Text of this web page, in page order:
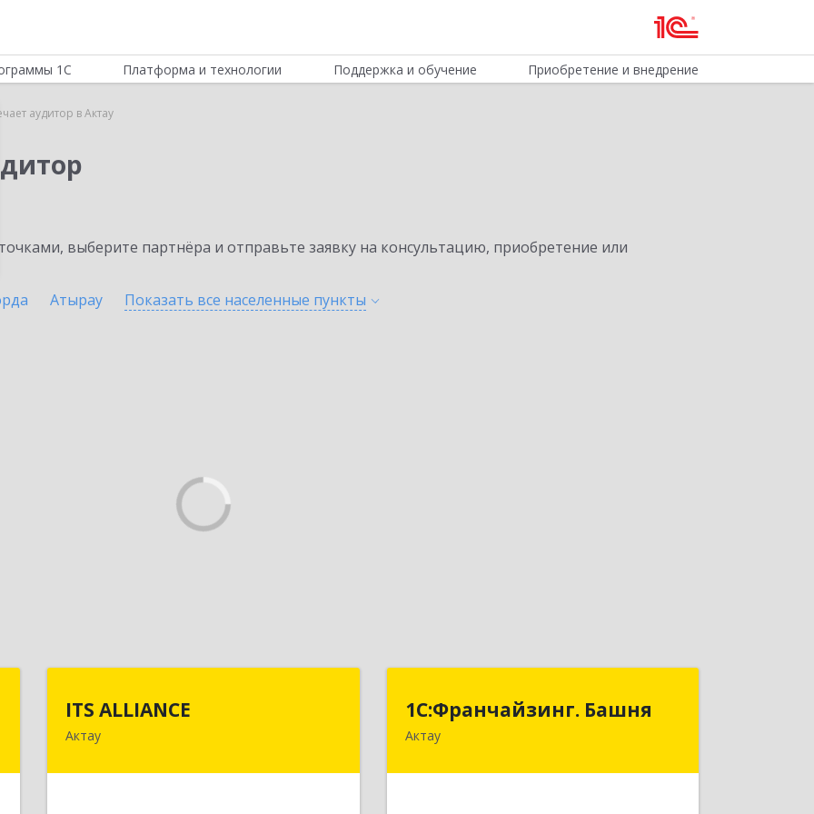
1С Платформа и технологии Поддержка и обучение Приобретение и внедрение
аудитор в Актау
выберите партнёра и отправьте заявку на консультацию, приобретение или
Атырау Показать все населенные пункты
ITS ALLIANCE
Актау
1С:Франчайзинг. Башня
Актау
1С:Франчайзинг. Башня
РК, Мангистауская обл., г. Актау, 2